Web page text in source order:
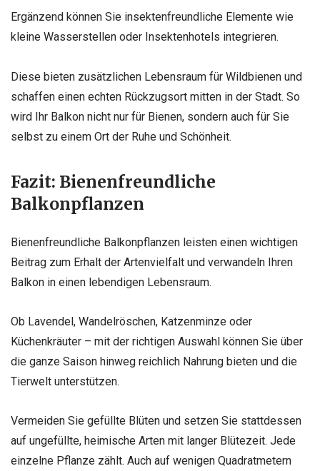
Ergänzend können Sie insektenfreundliche Elemente wie
kleine Wasserstellen oder Insektenhotels integrieren.
Diese bieten zusätzlichen Lebensraum für Wildbienen und
schaffen einen echten Rückzugsort mitten in der Stadt. So
wird Ihr Balkon nicht nur für Bienen, sondern auch für Sie
selbst zu einem Ort der Ruhe und Schönheit.
Fazit: Bienenfreundliche
Balkonpflanzen
Bienenfreundliche Balkonpflanzen leisten einen wichtigen
Beitrag zum Erhalt der Artenvielfalt und verwandeln Ihren
Balkon in einen lebendigen Lebensraum.
Ob Lavendel, Wandelröschen, Katzenminze oder
Küchenkräuter – mit der richtigen Auswahl können Sie über
die ganze Saison hinweg reichlich Nahrung bieten und die
Tierwelt unterstützen.
Vermeiden Sie gefüllte Blüten und setzen Sie stattdessen
auf ungefüllte, heimische Arten mit langer Blütezeit. Jede
einzelne Pflanze zählt. Auch auf wenigen Quadratmetern